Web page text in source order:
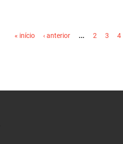
« início ‹ anterior … 2 3 4